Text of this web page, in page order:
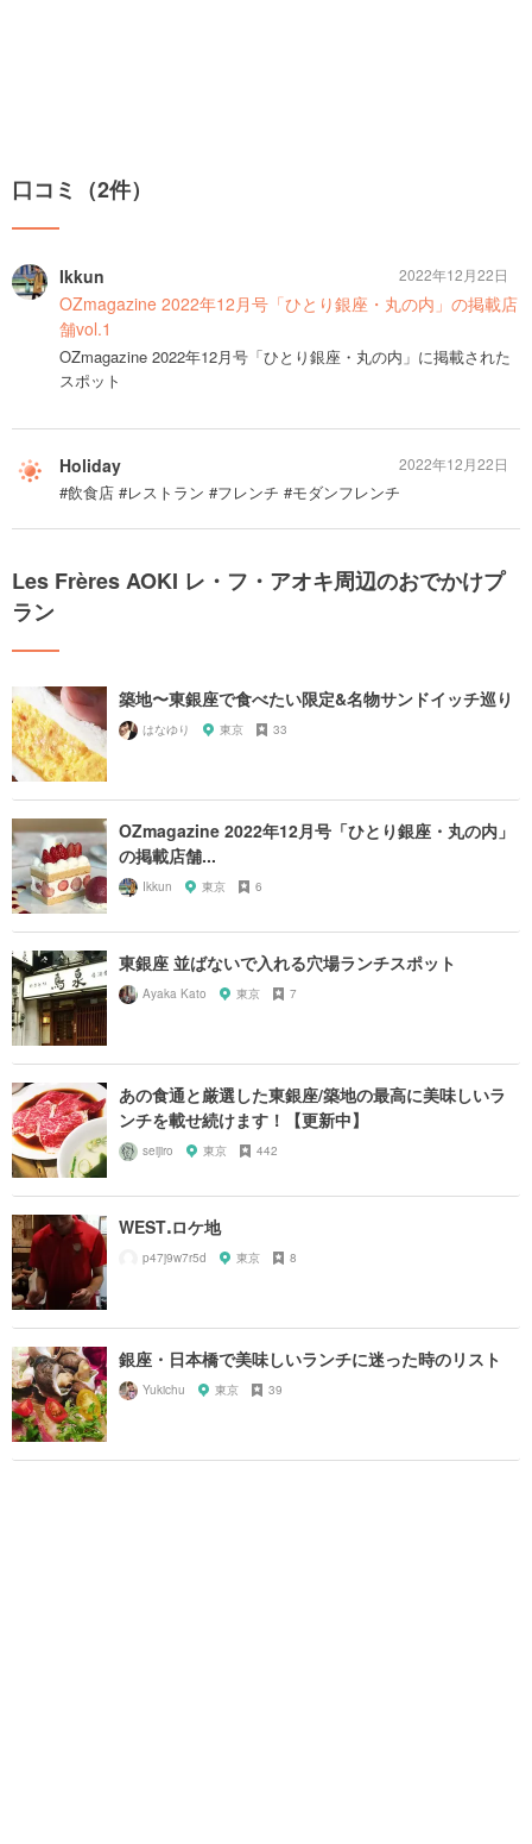
口コミ（2件）
Ikkun
OZmagazine 2022年12月号「ひとり銀座・丸の内」の掲載店
舗vol.1
OZmagazine 2022年12月号「ひとり銀座・丸の内」に掲載された
スポット
2022年12月22日
Holiday
#飲食店 #レストラン #フレンチ #モダンフレンチ
2022年12月22日
Les Frères AOKI レ・フ・アオキ周辺のおでかけプ
ラン
築地〜東銀座で食べたい限定&名物サンドイッチ巡り
はなゆり 東京 33
OZmagazine 2022年12月号「ひとり銀座・丸の内」
の掲載店舗...
Ikkun 東京 6
東銀座 並ばないで入れる穴場ランチスポット
Ayaka Kato 東京 7
あの食通と厳選した東銀座/築地の最高に美味しいラ
ンチを載せ続けます！【更新中】
seijiro 東京 442
WESTꓸロケ地
p47j9w7r5d 東京 8
銀座・日本橋で美味しいランチに迷った時のリスト
Yukichu 東京 39